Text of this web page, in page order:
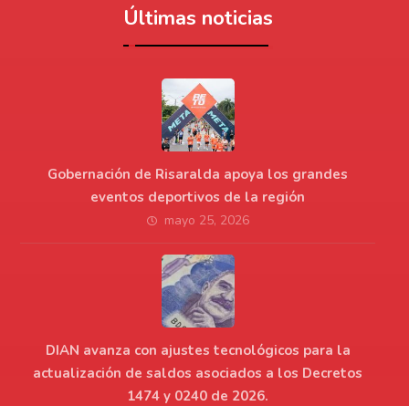
Últimas noticias
Gobernación de Risaralda apoya los grandes
eventos deportivos de la región
mayo 25, 2026
DIAN avanza con ajustes tecnológicos para la
actualización de saldos asociados a los Decretos
1474 y 0240 de 2026.